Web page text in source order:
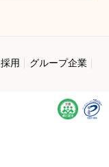
採用
グループ企業